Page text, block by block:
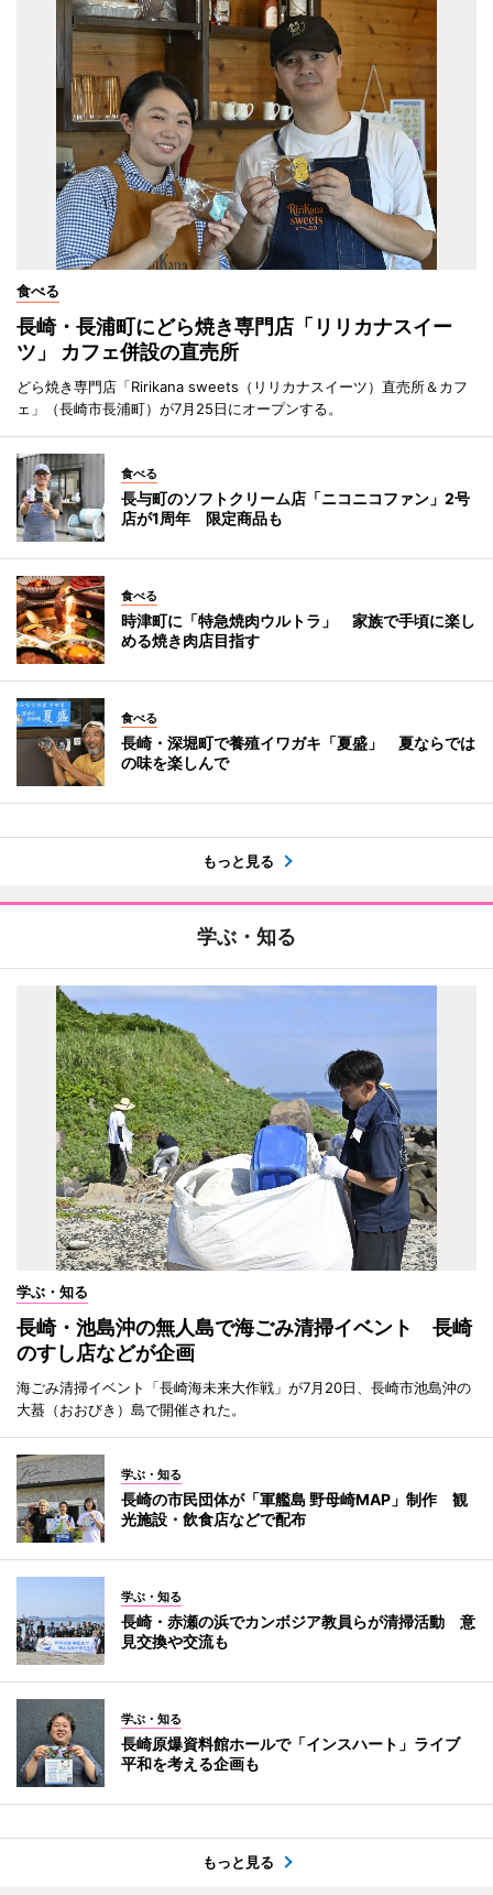
食べる
長崎・長浦町にどら焼き専門店「リリカナスイー
ツ」 カフェ併設の直売所
どら焼き専門店「Ririkana sweets（リリカナスイーツ）直売所＆カフ
ェ」（長崎市長浦町）が7月25日にオープンする。
食べる
長与町のソフトクリーム店「ニコニコファン」2号
店が1周年 限定商品も
食べる
時津町に「特急焼肉ウルトラ」 家族で手頃に楽し
める焼き肉店目指す
食べる
長崎・深堀町で養殖イワガキ「夏盛」 夏ならでは
の味を楽しんで
もっと見る
学ぶ・知る
学ぶ・知る
長崎・池島沖の無人島で海ごみ清掃イベント 長崎
のすし店などが企画
海ごみ清掃イベント「長崎海未来大作戦」が7月20日、長崎市池島沖の
大蟇（おおびき）島で開催された。
学ぶ・知る
長崎の市民団体が「軍艦島 野母崎MAP」制作 観
光施設・飲食店などで配布
学ぶ・知る
長崎・赤瀬の浜でカンボジア教員らが清掃活動 意
見交換や交流も
学ぶ・知る
長崎原爆資料館ホールで「インスハート」ライブ
平和を考える企画も
もっと見る